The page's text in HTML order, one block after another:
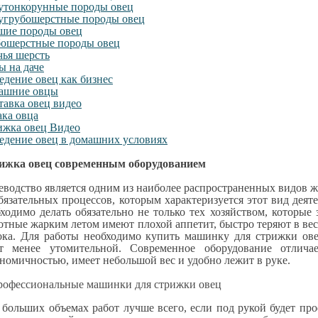
породы овец
породы овец
породы овец
породы овец
шерсть
на даче
овец как бизнес
овцы
овец видео
овца
овец Видео
овец в домашних условиях
овец современным оборудованием
является одним из наиболее распространенных
процессов, которым характеризуется этот вид
делать обязательно не только тех хозяйством,
жарким летом имеют плохой аппетит, быстро теряют в
Для работы необходимо купить машинку для стрижки
менее утомительной. Современное оборудование
имеет небольшой вес и удобно лежит в руке.
машинки для стрижки овец
объемах работ лучше всего, если под рукой будет